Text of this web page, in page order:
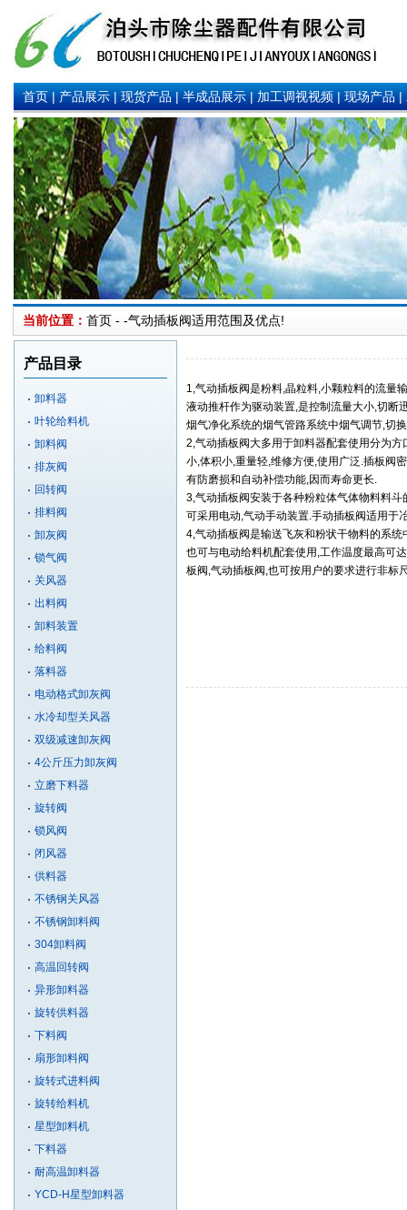
首页|产品展示|现货产品|半成品展示|加工调视视频|现场产品|
当前位置： 首页 - -气动插板阀适用范围及优点!
产品目录
卸料器
叶轮给料机
卸料阀
排灰阀
回转阀
排料阀
卸灰阀
锁气阀
关风器
出料阀
卸料装置
给料阀
落料器
电动格式卸灰阀
水冷却型关风器
双级减速卸灰阀
4公斤压力卸灰阀
立磨下料器
旋转阀
锁风阀
闭风器
供料器
不锈钢关风器
不锈钢卸料阀
304卸料阀
高温回转阀
异形卸料器
旋转供料器
下料阀
扇形卸料阀
旋转式进料阀
旋转给料机
星型卸料机
下料器
耐高温卸料器
YCD-H星型卸料器
1,气动插板阀是粉料,晶粒料,小颗粒料的流量
液动推杆作为驱动装置,是控制流量大小,切断
烟气净化系统的烟气管路系统中烟气调节,切
2,气动插板阀大多用于卸料器配套使用分为
小,体积小,重量轻,维修方便,使用广泛.插板阀
有防磨损和自动补偿功能,因而寿命更长.
3,气动插板阀安装于各种粉粒体气体物料料
可采用电动,气动手动装置.手动插板阀适用于
4,气动插板阀是输送飞灰和粉状干物料的系
也可与电动给料机配套使用,工作温度最高可
板阀,气动插板阀,也可按用户的要求进行非标